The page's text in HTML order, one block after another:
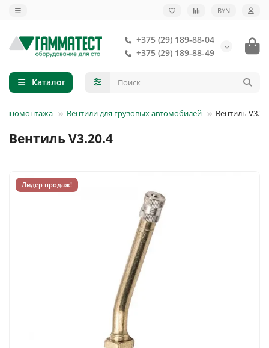
BYN
+375 (29) 189-88-04
+375 (29) 189-88-49
Каталог
Вентили для грузовых автомобилей Вентиль
Вентиль V3.20.4
Лидер продаж!